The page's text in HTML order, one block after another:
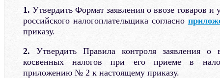
1. Утвердить Формат заявления о ввозе товаров и
российского налогоплательщика согласно
приказу.
2. Утвердить Правила контроля заявления о
косвенных налогов при его приеме в
приложению № 2 к настоящему приказу.